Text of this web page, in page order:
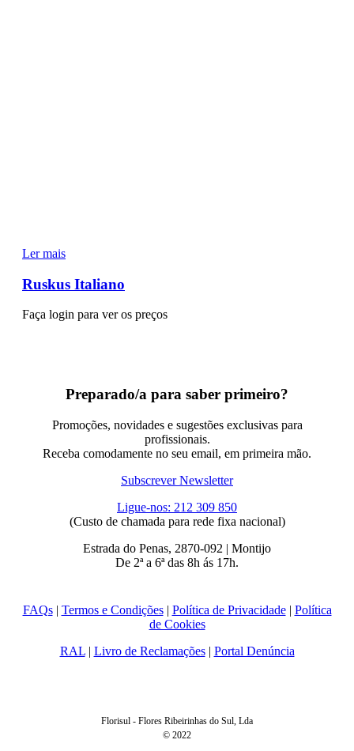
Ler mais
Ruskus Italiano
Faça login para ver os preços
Preparado/a para saber primeiro?
Promoções, novidades e sugestões exclusivas para
profissionais.
Receba comodamente no seu email, em primeira mão.
Subscrever Newsletter
Ligue-nos: 212 309 850
(Custo de chamada para rede fixa nacional)
Estrada do Penas, 2870-092 | Montijo
De 2ª a 6ª das 8h ás 17h.
FAQs| Termos e Condições| Política de Privacidade| Política
de Cookies
RAL| Livro de Reclamações| Portal Denúncia
Florisul - Flores Ribeirinhas do Sul, Lda
© 2022